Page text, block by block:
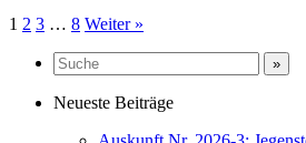
Seitennummerierung
der
1 2 3 … 8 Weiter »
Neueste Beiträge